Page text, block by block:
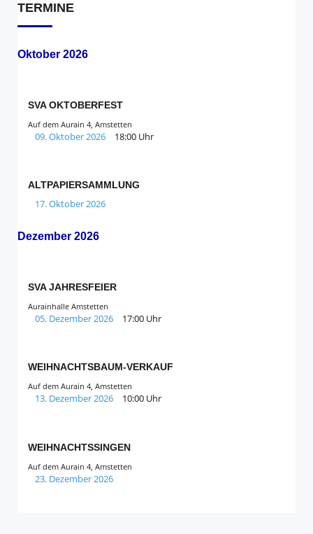
TERMINE
Oktober 2026
SVA OKTOBERFEST
Auf dem Aurain 4, Amstetten
09. Oktober 2026 18:00 Uhr
ALTPAPIERSAMMLUNG
17. Oktober 2026
Dezember 2026
SVA JAHRESFEIER
Aurainhalle Amstetten
05. Dezember 2026 17:00 Uhr
WEIHNACHTSBAUM-VERKAUF
Auf dem Aurain 4, Amstetten
13. Dezember 2026 10:00 Uhr
WEIHNACHTSSINGEN
Auf dem Aurain 4, Amstetten
23. Dezember 2026